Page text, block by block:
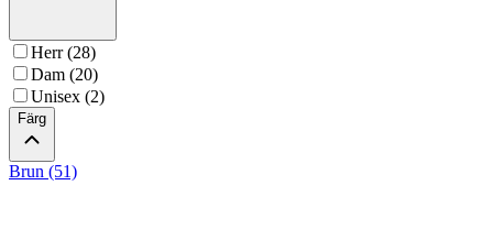
Herr (28)
Dam (20)
Unisex (2)
Färg
Brun (51)